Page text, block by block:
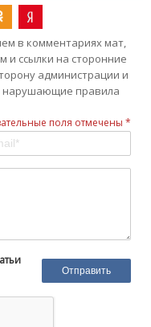
в комментариях мат,
и ссылки на сторонние
администрации и
нарушающие правила
поля отмечены *